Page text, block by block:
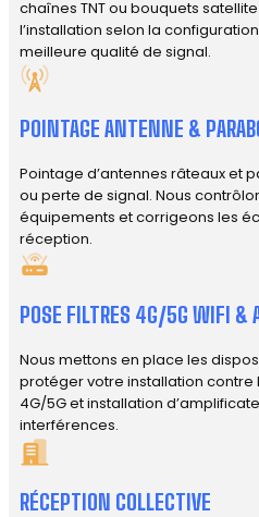
chaînes TNT ou bouquets
l’installation selon la
meilleure qualité de signal.
POINTAGE ANTENNE &
Pointage d’antennes râteaux et
ou perte de signal. Nous
équipements et corrigeons les
réception.
POSE FILTRES 4G/5G WIFI &
Nous mettons en place les
protéger votre installation contre
4G/5G et installation
interférences.
RÉCEPTION COLLECTIVE